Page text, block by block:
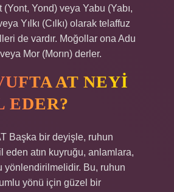
(Yont, Yond) veya Yabu (Yabı,
Yılkı (Cılkı) olarak telaffuz
de vardır. Moğollar ona Adu
Mor (Morın) derler.
AT NEYI
EDER?
Başka bir deyişle, ruhun
eden atın kuyruğu, anlamlara,
yönlendirilmelidir. Bu, ruhun
yönü için güzel bir